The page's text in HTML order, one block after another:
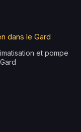
dans le Gard
et pompe